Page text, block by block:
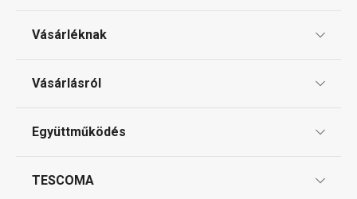
Vásárléknak
Gyakori kérdések
Vásárlásról
Reklamáció és termékvisszaküldés
Együttműködés
TESCOMA